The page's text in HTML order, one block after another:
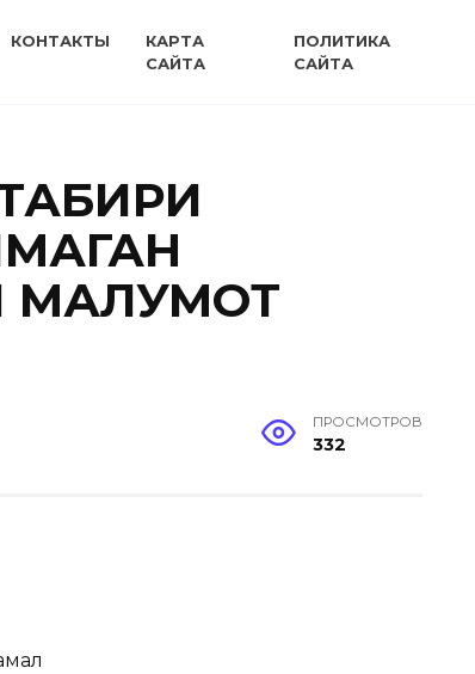
КОНТАКТЫ
КАРТА
САЙТА
ПОЛИТИКА
САЙТА
МАЛУМОТ
ПРОСМОТРОВ
332